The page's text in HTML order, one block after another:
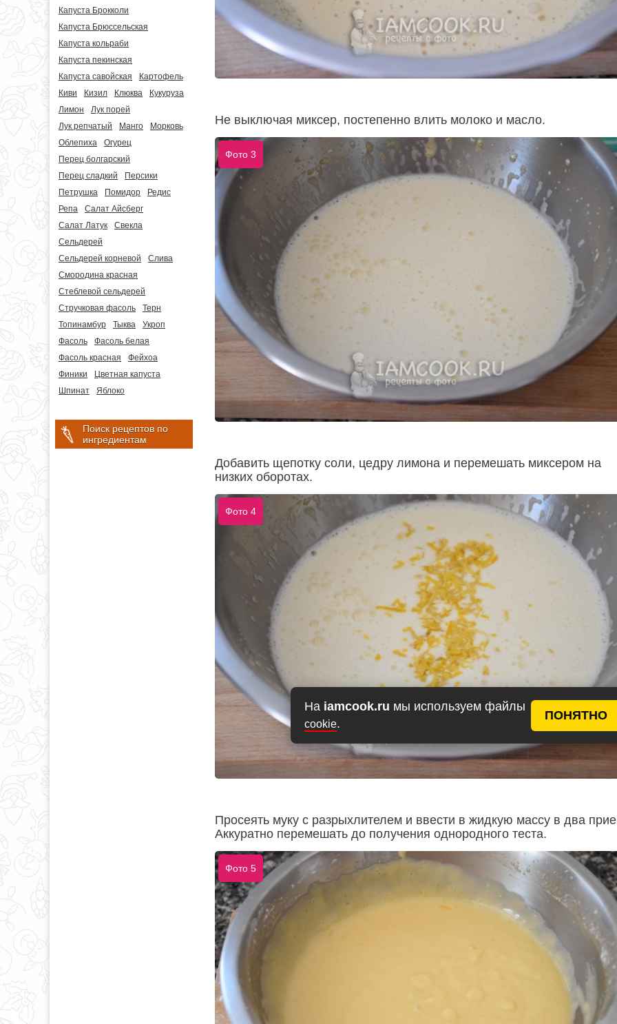
На iamcook.ru мы используем файлы
cookie.
ПОНЯТНО
Капуста Брокколи
Капуста Брюссельская
Капуста кольраби
Капуста пекинская
Капуста савойская
Картофель
Киви
Кизил Клюква
Кукуруза
Лимон
Лук порей
Лук репчатый
Манго
Морковь
Облепиха
Огурец
Перец болгарский
Перец сладкий
Персики
Петрушка
Помидор
Редис
Репа
Салат Айсберг
Салат Латук
Свекла
Сельдерей
Сельдерей корневой
Слива
Смородина красная
Стеблевой сельдерей
Стручковая фасоль
Терн
Топинамбур
Тыква
Укроп
Фасоль
Фасоль белая
Фасоль красная
Фейхоа
Финики
Цветная капуста
Шпинат
Яблоко
Поиск рецептов по
ингредиентам
Не выключая миксер, постепенно влить молоко и масло.
Фото 3
Добавить щепотку соли, цедру лимона и перемешать миксером на
низких оборотах.
Фото 4
Просеять муку с разрыхлителем и ввести в жидкую массу в два
Аккуратно перемешать до получения однородного теста.
Фото 5